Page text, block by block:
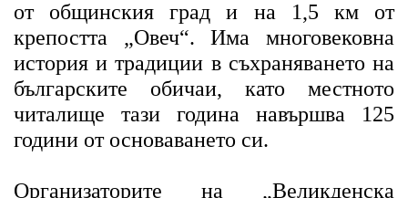
от общинския град и на 1,5 км от
крепостта „Овеч“. Има многовековна
история и традиции в съхраняването на
българските обичаи, като местното
читалище тази година навършва 125
години от основаването си.
Организаторите на „Великденска